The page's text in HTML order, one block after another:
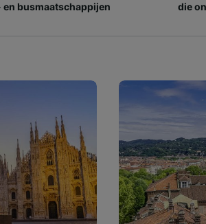
busmaatschappijen
die